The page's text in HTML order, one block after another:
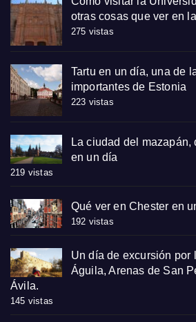
otras cosas que ver en
275 vistas
Tartu en un día, una de
importantes de Estonia
223 vistas
La ciudad del mazapán,
en un día
219 vistas
Qué ver en Chester en
192 vistas
Un día de excursión por
Águila, Arenas de San
Ávila.
145 vistas